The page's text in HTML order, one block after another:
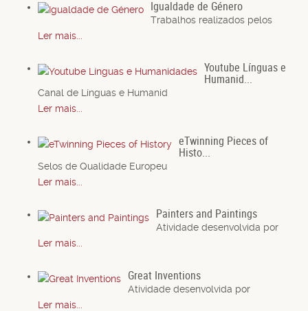
Igualdade de Género
Trabalhos realizados pelos
Ler mais...
Youtube Línguas e
Humanid...
Canal de Línguas e Humanid
Ler mais...
eTwinning Pieces of
Histo...
Selos de Qualidade Europeu
Ler mais...
Painters and Paintings
Atividade desenvolvida por
Ler mais...
Great Inventions
Atividade desenvolvida por
Ler mais...